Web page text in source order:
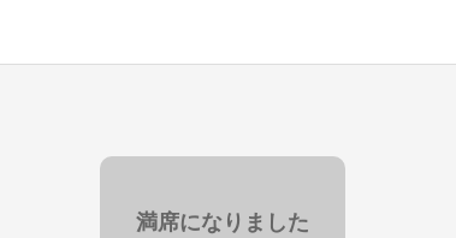
満席になりました